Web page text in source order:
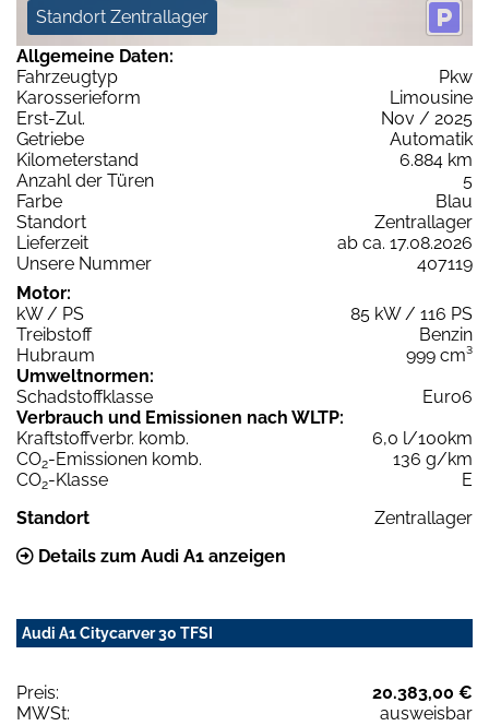
Standort Zentrallager
Allgemeine Daten:
Fahrzeugtyp
Pkw
Karosserieform
Limousine
Erst-Zul.
Nov / 2025
Getriebe
Automatik
Kilometerstand
6.884 km
Anzahl der Türen
5
Farbe
Blau
Standort
Zentrallager
Lieferzeit
ab ca. 17.08.2026
Unsere Nummer
407119
Motor:
kW / PS
85 kW / 116 PS
Treibstoff
Benzin
Hubraum
999 cm³
Umweltnormen:
Schadstoffklasse
Euro6
Verbrauch und Emissionen nach WLTP:
Kraftstoffverbr. komb.
6,0 l/100km
CO2-Emissionen komb.
136 g/km
CO2-Klasse
E
Standort
Zentrallager
Details zum Audi A1 anzeigen
Audi A1 Citycarver 30 TFSI
Preis:
20.383,00 €
MWSt:
ausweisbar